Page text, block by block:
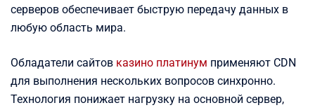
серверов обеспечивает быструю передачу данных в
любую область мира.
Обладатели сайтов казино платинум применяют CDN
для выполнения нескольких вопросов синхронно.
Технология понижает нагрузку на основной сервер,